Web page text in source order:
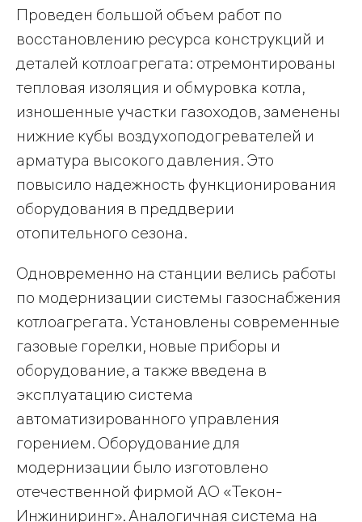
Проведен большой объем работ по
восстановлению ресурса конструкций и
деталей котлоагрегата: отремонтированы
тепловая изоляция и обмуровка котла,
изношенные участки газоходов, заменены
нижние кубы воздухоподогревателей и
арматура высокого давления. Это
повысило надежность функционирования
оборудования в преддверии
отопительного сезона.
Одновременно на станции велись работы
по модернизации системы газоснабжения
котлоагрегата. Установлены современные
газовые горелки, новые приборы и
оборудование, а также введена в
эксплуатацию система
автоматизированного управления
горением. Оборудование для
модернизации было изготовлено
отечественной фирмой АО «Текон-
Инжиниринг». Аналогичная система на